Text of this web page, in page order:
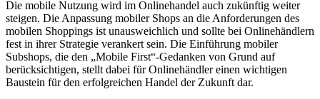
Die mobile Nutzung wird im Onlinehandel auch zukünftig weiter
steigen. Die Anpassung mobiler Shops an die Anforderungen des
mobilen Shoppings ist unausweichlich und sollte bei Onlinehändlern
fest in ihrer Strategie verankert sein. Die Einführung mobiler
Subshops, die den „Mobile First“-Gedanken von Grund auf
berücksichtigen, stellt dabei für Onlinehändler einen wichtigen
Baustein für den erfolgreichen Handel der Zukunft dar.